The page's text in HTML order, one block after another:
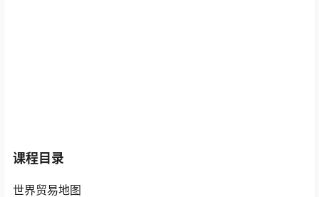
├DoingbusinessinTurkey